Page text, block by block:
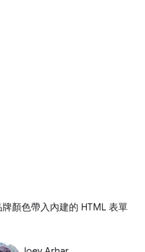
顏色帶入內建的 HTML 表單